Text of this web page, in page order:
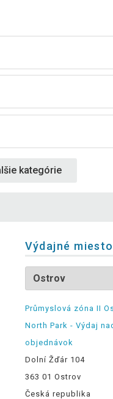
kategórie
Výdajné miesto
Průmyslová zóna II
North Park - Výdaj
objednávok
Dolní Žďár 104
363 01 Ostrov
Česká republika